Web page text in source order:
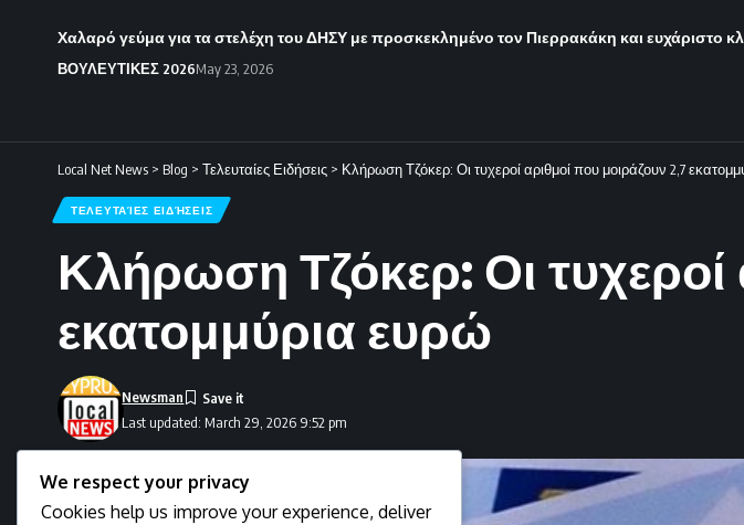
Χαλαρό γεύμα για τα στελέχη του ΔΗΣΥ με προσκεκλημένο τον Πιερρακάκη και ευχάριστο
ΒΟΥΛΕΥΤΙΚΕΣ 2026May 23, 2026
Local Net News > Blog > Τελευταίες Ειδήσεις > Κλήρωση Τζόκερ: Οι τυχεροί αριθμοί που μοιράζουν 2,7
ΤΕΛΕΥΤΑΊΕΣ ΕΙΔΉΣΕΙΣ
Κλήρωση Τζόκερ: Οι τυχεροί
εκατομμύρια ευρώ
Last updated: March 29, 2026 9:52 pm
Newsman
We respect your privacy
Cookies help us improve your experience, deliver